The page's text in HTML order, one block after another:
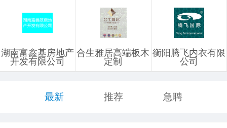
湖南富鑫基房地产
开发有限公司
合生雅居高端板木
定制
衡阳腾飞内衣有限
公司
最新 推荐 急聘